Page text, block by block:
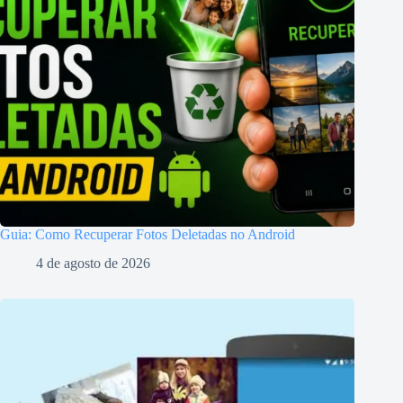
Guia: Como Recuperar Fotos Deletadas no Android
4 de agosto de 2026